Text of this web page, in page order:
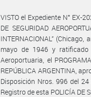
VISTO el Expediente N° EX-
DE SEGURIDAD
INTERNACIONAL”
mayo de 1946 y ratificado
Aeroportuaria, el
REPÚBLICA ARGENTINA,
Disposición Nros. 996 del
Registro de esta POLICÍA DE